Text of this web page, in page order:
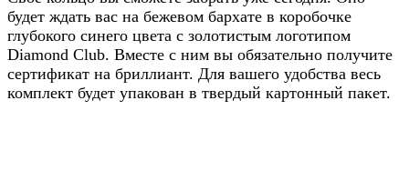
будет ждать вас на бежевом бархате в коробочке
глубокого синего цвета с золотистым логотипом
Diamond Club. Вместе с ним вы обязательно получите
сертификат на бриллиант. Для вашего удобства весь
комплект будет упакован в твердый картонный пакет.